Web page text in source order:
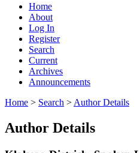
Home
About
Log In
Register
Search
Current
Archives
Announcements
Home > Search > Author Details
Author Details